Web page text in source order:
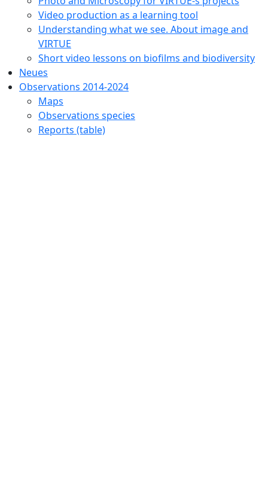
Video production as a learning tool
Understanding what we see. About image and
VIRTUE
Short video lessons on biofilms and biodiversity
Neues
Observations 2014-2024
Maps
Observations species
Reports (table)